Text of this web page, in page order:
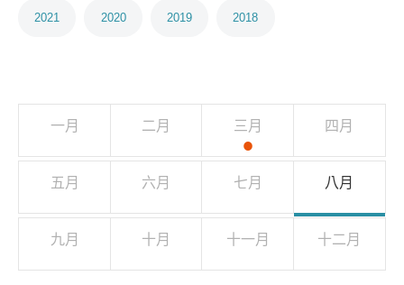
一
2026
一月
二
2026
二月
三
月
2026
三月
•
四
2026
四月
五
2026
五月
六
2026
六月
七
2026
七月
八
2026
八月
九
2026
九月
十
2026
十月
十
月
十一月
十
月
十二月
2021 2020 2019 2018